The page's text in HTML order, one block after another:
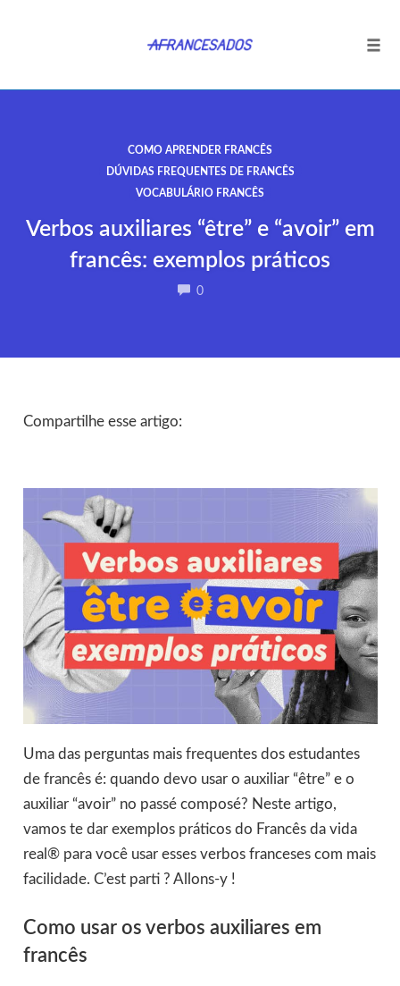
COMO APRENDER FRANCÊS
DÚVIDAS FREQUENTES DE FRANCÊS
VOCABULÁRIO FRANCÊS
Verbos auxiliares “être” e “avoir” em
francês: exemplos práticos
0COMMENTS
Compartilhe esse artigo:
Uma das perguntas mais frequentes dos estudantes
de francês é: quando devo usar o auxiliar “être” e o
auxiliar “avoir” no passé composé? Neste artigo,
vamos te dar exemplos práticos do Francês da vida
real® para você usar esses verbos franceses com mais
facilidade. C’est parti ? Allons-y !
Como usar os verbos auxiliares em
francês